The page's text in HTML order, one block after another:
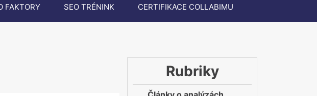
FAKTORY SEO TRÉNINK CERTIFIKACE COLLABIMU
Rubriky